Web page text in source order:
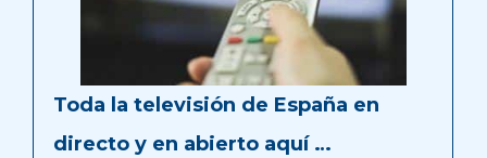
Toda la televisión de España en
directo y en abierto aquí …